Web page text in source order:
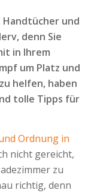
Handtücher und
denn Sie
in Ihrem
um Platz und
helfen, haben
tolle Tipps für
Ordnung in
nicht gereicht,
zu
richtig, denn